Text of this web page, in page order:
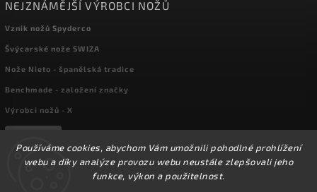
Používáme cookies, abychom Vám umožnili pohodlné prohlížení
webu a díky analýze provozu webu neustále zlepšovali jeho
funkce, výkon a použitelnost.
☀️Ve dnech 3-14.8 2026 máme zavřeno z důvodu
NEJZNÁMĚJŠÍ VÝROBCI NOŽŮ
Vznik nožů Spyderco
Švýcarské nože SWIZA
Nože Nieto - španělská tradice
Benchmade - založení značky
Výrobci nožů - X
kapesni-noze.cz